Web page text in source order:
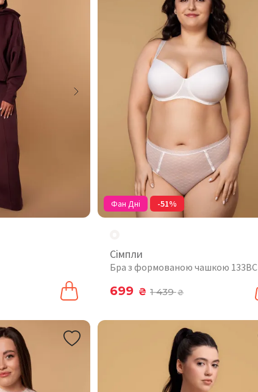
Фан Дні -51%
Сімпли
Бра з формованою чашкою 133BC
699 ₴ 1 439₴